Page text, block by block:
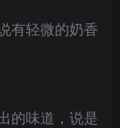
有轻微的奶香
的味道，说是